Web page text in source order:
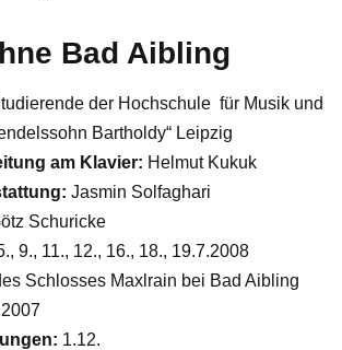
Bad Aibling
der Hochschule für Musik und
Bartholdy“ Leipzig
am Klavier: Helmut Kukuk
Jasmin Solfaghari
Schuricke
9., 11., 12., 16., 18., 19.7.2008
Schlosses Maxlrain bei Bad Aibling
1.12.